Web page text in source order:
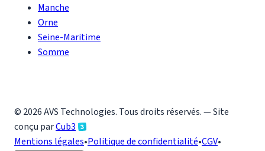
Manche
Orne
Seine-Maritime
Somme
© 2026AVS Technologies. Tous droits réservés. — Site
conçu parCub3
Mentions légales•Politique de confidentialité•CGV•